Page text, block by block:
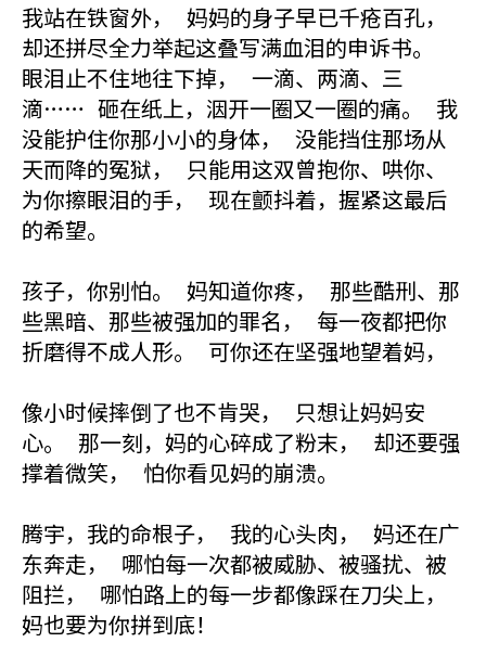
我站在铁窗外， 妈妈的身子早已千疮百孔，
却还拼尽全力举起这叠写满血泪的申诉书。
眼泪止不住地往下掉， 一滴、两滴、三
滴…… 砸在纸上，洇开一圈又一圈的痛。 我
没能护住你那小小的身体， 没能挡住那场从
天而降的冤狱， 只能用这双曾抱你、哄你、
为你擦眼泪的手， 现在颤抖着，握紧这最后
的希望。
孩子，你别怕。 妈知道你疼， 那些酷刑、那
些黑暗、那些被强加的罪名， 每一夜都把你
折磨得不成人形。 可你还在坚强地望着妈，
像小时候摔倒了也不肯哭， 只想让妈妈安
心。 那一刻，妈的心碎成了粉末， 却还要强
撑着微笑， 怕你看见妈的崩溃。
腾宇，我的命根子， 我的心头肉， 妈还在广
东奔走， 哪怕每一次都被威胁、被骚扰、被
阻拦， 哪怕路上的每一步都像踩在刀尖上，
妈也要为你拼到底！